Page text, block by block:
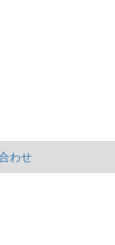
わせ